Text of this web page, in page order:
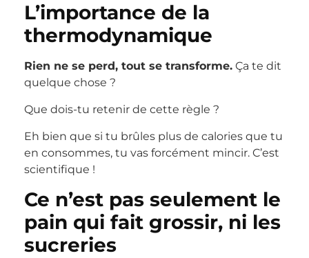
L’importance de la
thermodynamique
Rien ne se perd, tout se transforme. Ça te dit
quelque chose ?
Que dois-tu retenir de cette règle ?
Eh bien que si tu brûles plus de calories que tu
en consommes, tu vas forcément mincir. C’est
scientifique !
Ce n’est pas seulement le
pain qui fait grossir, ni les
sucreries